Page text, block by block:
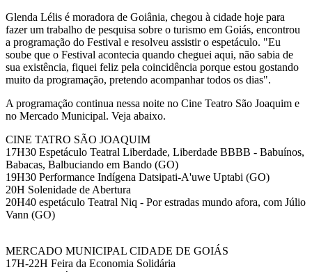
Glenda Lélis é moradora de Goiânia, chegou à cidade hoje para
fazer um trabalho de pesquisa sobre o turismo em Goiás, encontrou
a programação do Festival e resolveu assistir o espetáculo. "Eu
soube que o Festival acontecia quando cheguei aqui, não sabia de
sua existência, fiquei feliz pela coincidência porque estou gostando
muito da programação, pretendo acompanhar todos os dias".
A programação continua nessa noite no Cine Teatro São Joaquim e
no Mercado Municipal. Veja abaixo.
CINE TATRO SÃO JOAQUIM
17H30 Espetáculo Teatral Liberdade, Liberdade BBBB - Babuínos,
Babacas, Balbuciando em Bando (GO)
19H30 Performance Indígena Datsipati-A'uwe Uptabi (GO)
20H Solenidade de Abertura
20H40 espetáculo Teatral Niq - Por estradas mundo afora, com Júlio
Vann (GO)
MERCADO MUNICIPAL CIDADE DE GOIÁS
17H-22H Feira da Economia Solidária